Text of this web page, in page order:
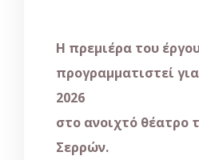
H πρεμιέρα του
προγραμματιστεί
2026
στο ανοιχτό θέατρο
Σερρών.